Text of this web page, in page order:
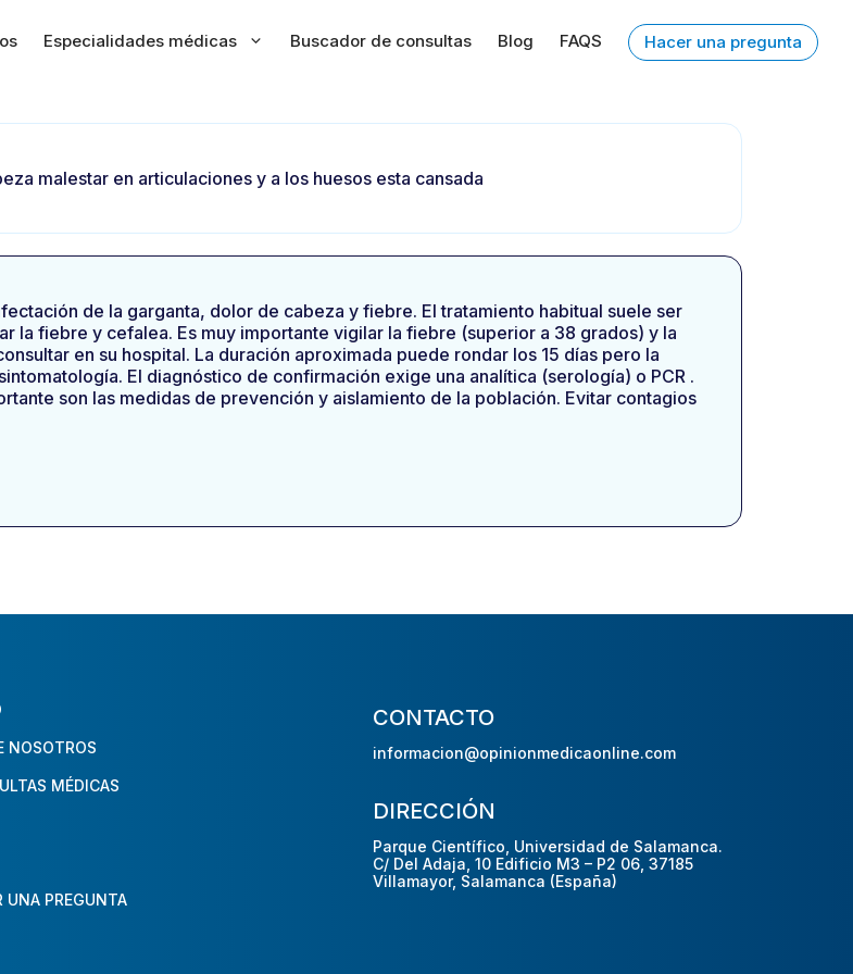
Especialidades médicas Buscador de consultas Blog FAQS Hacer una pregunta
malestar en articulaciones y a los huesos esta cansada
de la garganta, dolor de cabeza y fiebre. El tratamiento habitual suele ser
la fiebre y cefalea. Es muy importante vigilar la fiebre (superior a 38 grados) y la
en su hospital. La duración aproximada puede rondar los 15 días pero la
El diagnóstico de confirmación exige una analítica (serología) o PCR .
son las medidas de prevención y aislamiento de la población. Evitar contagios
NOSOTROS
MÉDICAS
UNA PREGUNTA
CONTACTO
informacion@opinionmedicaonline.com
DIRECCIÓN
Parque Científico, Universidad de Salamanca.
C/ Del Adaja, 10 Edificio M3 – P2 06, 37185
Villamayor, Salamanca (España)